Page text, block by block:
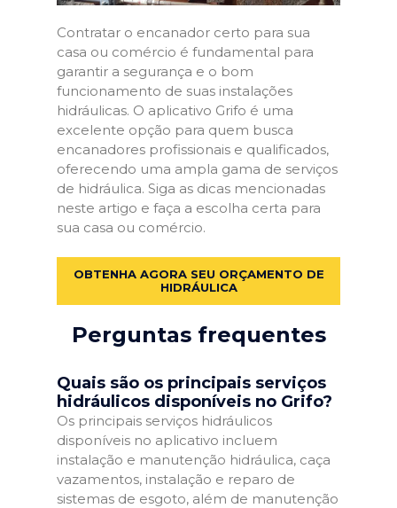
Contratar o encanador certo para sua
casa ou comércio é fundamental para
garantir a segurança e o bom
funcionamento de suas instalações
hidráulicas. O aplicativo Grifo é uma
excelente opção para quem busca
encanadores profissionais e qualificados,
oferecendo uma ampla gama de serviços
de hidráulica. Siga as dicas mencionadas
neste artigo e faça a escolha certa para
sua casa ou comércio.
OBTENHA AGORA SEU ORÇAMENTO DE
HIDRÁULICA
Perguntas frequentes
Quais são os principais serviços
hidráulicos disponíveis no Grifo?
Os principais serviços hidráulicos
disponíveis no aplicativo incluem
instalação e manutenção hidráulica, caça
vazamentos, instalação e reparo de
sistemas de esgoto, além de manutenção